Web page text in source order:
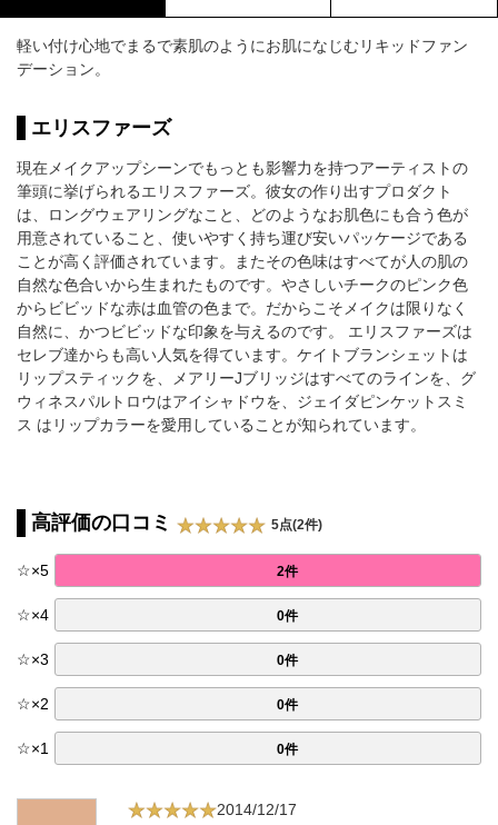
軽い付け心地でまるで素肌のようにお肌になじむリキッドファン
デーション。
エリスファーズ
現在メイクアップシーンでもっとも影響力を持つアーティストの
筆頭に挙げられるエリスファーズ。彼女の作り出すプロダクト
は、ロングウェアリングなこと、どのようなお肌色にも合う色が
用意されていること、使いやすく持ち運び安いパッケージである
ことが高く評価されています。またその色味はすべてが人の肌の
自然な色合いから生まれたものです。やさしいチークのピンク色
からビビッドな赤は血管の色まで。だからこそメイクは限りなく
自然に、かつビビッドな印象を与えるのです。 エリスファーズは
セレブ達からも高い人気を得ています。ケイトブランシェットは
リップスティックを、メアリーJブリッジはすべてのラインを、グ
ウィネスパルトロウはアイシャドウを、ジェイダピンケットスミ
ス はリップカラーを愛用していることが知られています。
高評価の口コミ 5点(2件)
☆×5 2件
☆×4 0件
☆×3 0件
☆×2 0件
☆×1 0件
2014/12/17